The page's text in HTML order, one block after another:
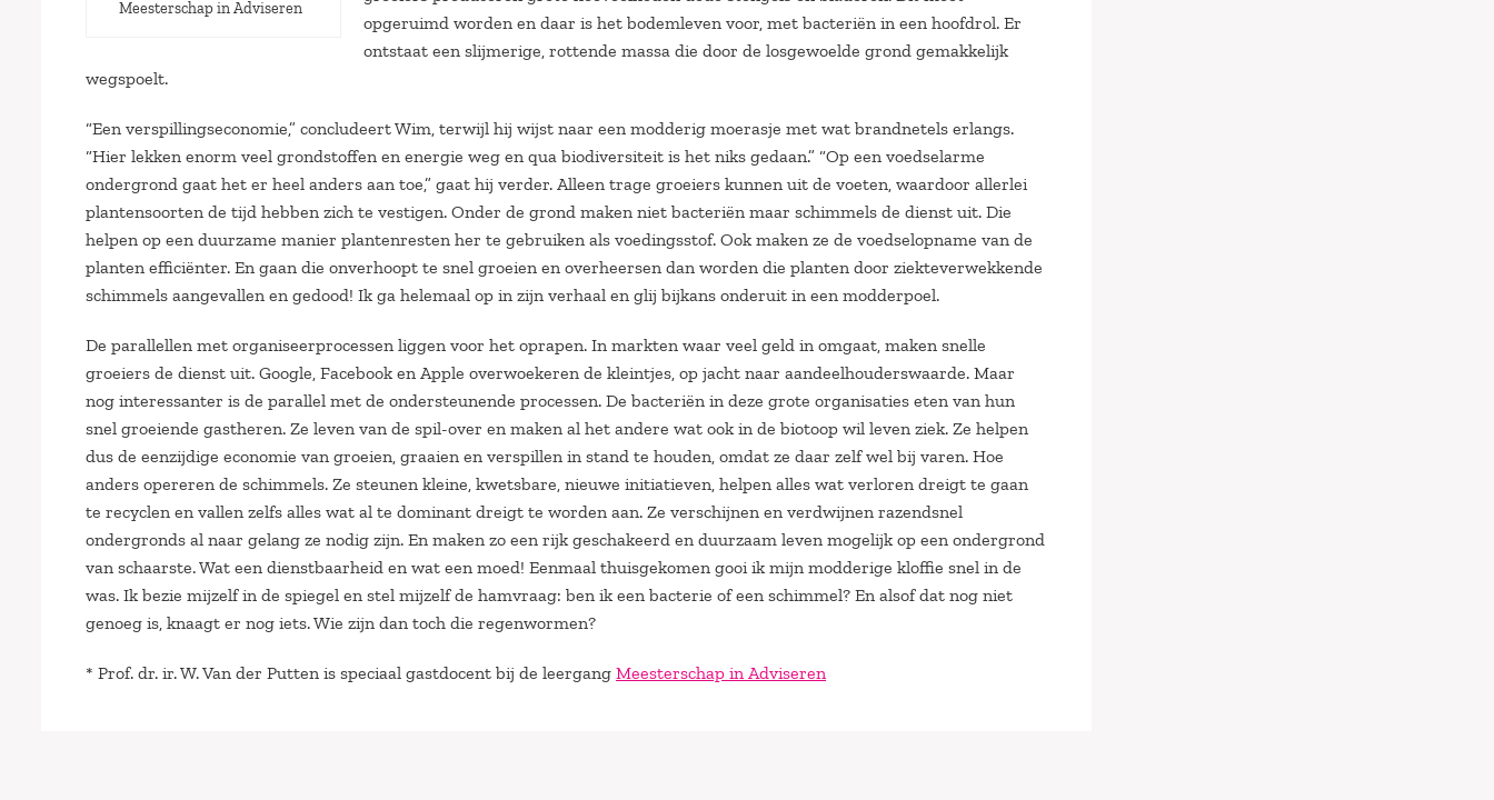
Meesterschap in Adviseren
opgeruimd worden en daar is het bodemleven voor, met bacteriën in een hoofdrol. Er
ontstaat een slijmerige, rottende massa die door de losgewoelde grond gemakkelijk
wegspoelt.
“Een verspillingseconomie,” concludeert Wim, terwijl hij wijst naar een modderig moerasje met wat brandnetels erlangs.
“Hier lekken enorm veel grondstoffen en energie weg en qua biodiversiteit is het niks gedaan.” “Op een voedselarme
ondergrond gaat het er heel anders aan toe,” gaat hij verder. Alleen trage groeiers kunnen uit de voeten, waardoor allerlei
plantensoorten de tijd hebben zich te vestigen. Onder de grond maken niet bacteriën maar schimmels de dienst uit. Die
helpen op een duurzame manier plantenresten her te gebruiken als voedingsstof. Ook maken ze de voedselopname van de
planten efficiënter. En gaan die onverhoopt te snel groeien en overheersen dan worden die planten door ziekteverwekkende
schimmels aangevallen en gedood! Ik ga helemaal op in zijn verhaal en glij bijkans onderuit in een modderpoel.
De parallellen met organiseerprocessen liggen voor het oprapen. In markten waar veel geld in omgaat, maken snelle
groeiers de dienst uit. Google, Facebook en Apple overwoekeren de kleintjes, op jacht naar aandeelhouderswaarde. Maar
nog interessanter is de parallel met de ondersteunende processen. De bacteriën in deze grote organisaties eten van hun
snel groeiende gastheren. Ze leven van de spil-over en maken al het andere wat ook in de biotoop wil leven ziek. Ze helpen
dus de eenzijdige economie van groeien, graaien en verspillen in stand te houden, omdat ze daar zelf wel bij varen. Hoe
anders opereren de schimmels. Ze steunen kleine, kwetsbare, nieuwe initiatieven, helpen alles wat verloren dreigt te gaan
te recyclen en vallen zelfs alles wat al te dominant dreigt te worden aan. Ze verschijnen en verdwijnen razendsnel
ondergronds al naar gelang ze nodig zijn. En maken zo een rijk geschakeerd en duurzaam leven mogelijk op een ondergrond
van schaarste. Wat een dienstbaarheid en wat een moed! Eenmaal thuisgekomen gooi ik mijn modderige kloffie snel in de
was. Ik bezie mijzelf in de spiegel en stel mijzelf de hamvraag: ben ik een bacterie of een schimmel? En alsof dat nog niet
genoeg is, knaagt er nog iets. Wie zijn dan toch die regenwormen?
* Prof. dr. ir. W. Van der Putten is speciaal gastdocent bij de leergang Meesterschap in Adviseren